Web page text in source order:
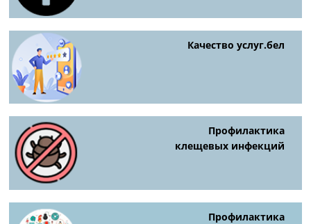
Качество услуг.бел
Профилактика
клещевых инфекций
Профилактика